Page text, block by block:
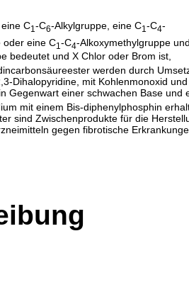
C1 -C6-Alkylgruppe, eine C1 -C4-
oder eine C1 -C4-Alkoxymethylgruppe
bedeutet und X Chlor oder Brom ist,
werden durch
Dihalopyridine, mit Kohlenmonoxid und
Gegenwart einer schwachen Base und
mit einem Bis-diphenylphosphin
sind Zwischenprodukte für die
gegen fibrotische